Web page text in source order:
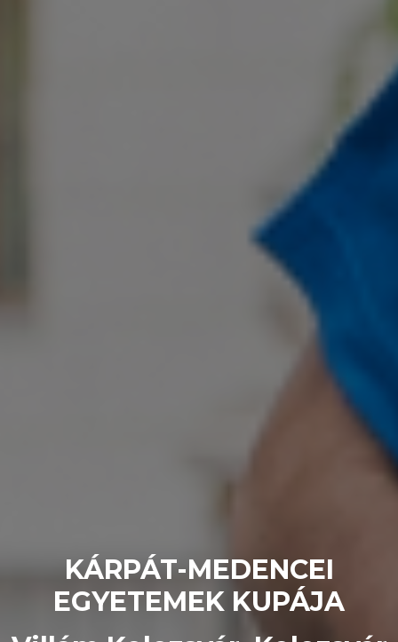
KÁRPÁT-MEDENCEI
EGYETEMEK KUPÁJA